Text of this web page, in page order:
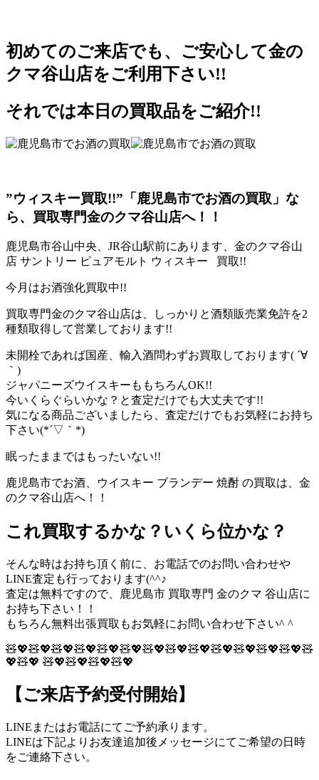
初めてのご来店でも、ご安心して金の
クマ谷山店をご利用下さい!!
それでは本日の買取品をご紹介!!
”ウィスキー買取!!”「鹿児島市でお酒の買取」な
ら、買取専門金のクマ谷山店へ！！
鹿児島市谷山中央、JR谷山駅前にあります、金のクマ谷山
店 サントリー ピュアモルト ウィスキー 買取!!
今月はお酒強化買取中!!
買取専門金のクマ谷山店は、しっかりと酒類販売業免許を2
種類取得して営業しております!!
未開栓であれば国産、輸入酒問わずお買取しております( ´∀
｀)
ジャパニーズウイスキーももちろんOK!!
今いくらぐらいかな？と査定だけでも大丈夫です!!
気になる商品ございましたら、査定だけでもお気軽にお持ち
下さい(*´▽｀*)
眠ったままではもったいない!!
鹿児島市でお酒、ウイスキー ブランデー 焼酎 の買取は、金
のクマ谷山店へ！！
これ買取するかな？いくら位かな？
そんな時はお持ち頂く前に、お電話でのお問い合わせや
LINE査定も行っております(^^♪
査定は無料ですので、鹿児島市 買取専門 金のクマ 谷山店に
お持ち下さい！！
もちろん無料出張買取もお気軽にお問い合わせ下さい^ ^
🧸💖🧸💖🧸💖🧸💖🧸💖🧸💖🧸💖🧸💖🧸💖🧸💖🧸💖🧸💖🧸💖🧸
💖🧸💖 🧸💖🧸💖🧸💖🧸💖
【ご来店予約受付開始】
LINEまたはお電話にてご予約承ります。
LINEは下記よりお友達追加後メッセージにてご希望の日時
をご連絡下さい。